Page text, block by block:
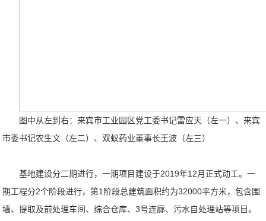
图中从左到右：来宾市工业园区党工委书记雷应天（左一）、来宾
市委书记农生文（左二）、双蚁药业董事长王波（左三）
基地建设分二期进行，一期项目建设于2019年12月正式动工。一
期工程分2个阶段进行，第1阶段总建筑面积约为32000平方米，包含围
墙、提取及前处理车间、综合仓库、3号连廊、污水自处理站等项目。